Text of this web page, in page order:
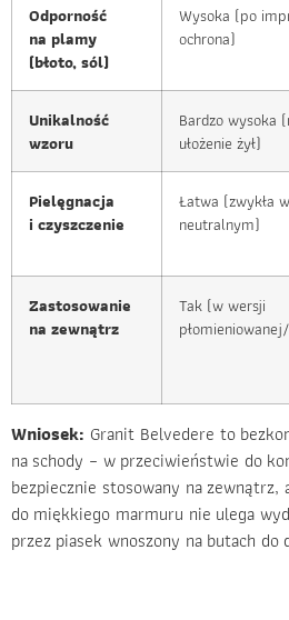
Odporność
na plamy
(błoto, sól)
Wysoka (po
ochrona)
Unikalność
wzoru
Bardzo wysoka
ułożenie żył)
Pielęgnacja
i czyszczenie
Łatwa (zwykła
neutralnym)
Zastosowanie
na zewnątrz
Tak (w wersji
Wniosek: Granit Belvedere to
na schody – w przeciwieństwie do
bezpiecznie stosowany na zewnątrz,
do miękkiego marmuru nie ulega
przez piasek wnoszony na butach do